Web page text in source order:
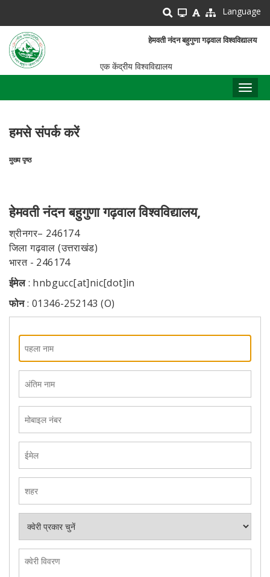
main
content
Language
हेमवती नंदन बहुगुणा गढ़वाल विश्वविद्यालय
एक केंद्रीय विश्वविद्यालय
हमसे संपर्क करें
मुख्य पृष्ठ
हेमवती नंदन बहुगुणा गढ़वाल विश्वविद्यालय,
श्रीनगर– 246174
जिला गढ़वाल (उत्तराखंड)
भारत - 246174
ईमेल: hnbgucc[at]nic[dot]in
फोन: 01346-252143 (O)
पहला
नाम
नाम
मोबाइल
नंबर
ईमेल
टाइप
क्वेरी
विवरण